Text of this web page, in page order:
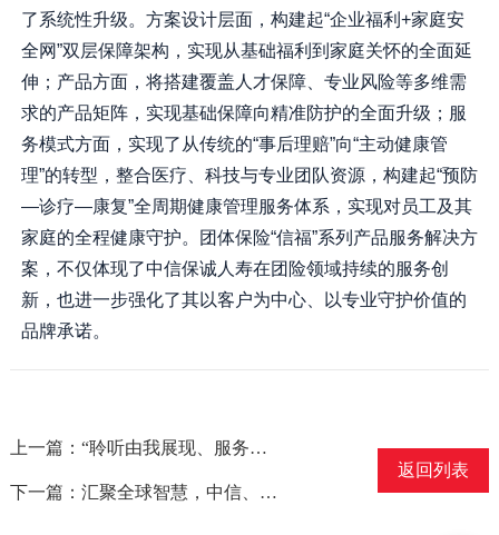
了系统性升级。方案设计层面，构建起“企业福利+家庭安
全网”双层保障架构，实现从基础福利到家庭关怀的全面延
伸；产品方面，将搭建覆盖人才保障、专业风险等多维需
求的产品矩阵，实现基础保障向精准防护的全面升级；服
务模式方面，实现了从传统的“事后理赔”向“主动健康管
理”的转型，整合医疗、科技与专业团队资源，构建起“预防
—诊疗—康复”全周期健康管理服务体系，实现对员工及其
家庭的全程健康守护。团体保险“信福”系列产品服务解决方
案，不仅体现了中信保诚人寿在团险领域持续的服务创
新，也进一步强化了其以客户为中心、以专业守护价值的
品牌承诺。
上一篇：“聆听由我展现、服务因您改变”——高阶接待日活动
下一篇：汇聚全球智慧，中信、保诚携手中外伙伴助推保险业高质量发展
返回列表